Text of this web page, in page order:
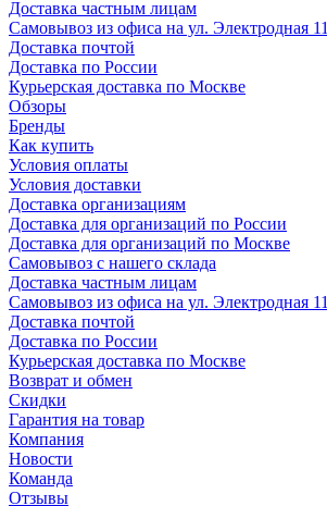
Доставка частным лицам
Самовывоз из офиса на ул. Электродная 11
Доставка почтой
Доставка по России
Курьерская доставка по Москве
Обзоры
Бренды
Как купить
Условия оплаты
Условия доставки
Доставка организациям
Доставка для организаций по России
Доставка для организаций по Москве
Самовывоз с нашего склада
Доставка частным лицам
Самовывоз из офиса на ул. Электродная 11
Доставка почтой
Доставка по России
Курьерская доставка по Москве
Возврат и обмен
Скидки
Гарантия на товар
Компания
Новости
Команда
Отзывы